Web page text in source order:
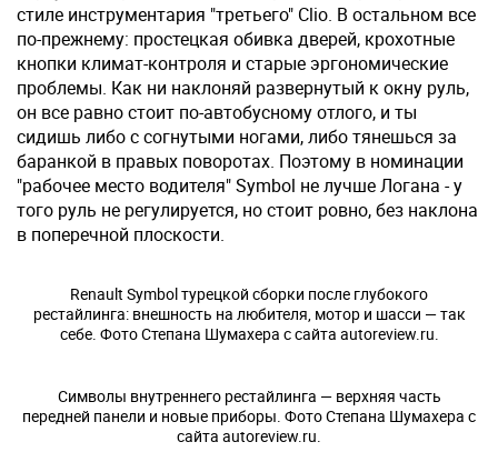
стиле инструментария "третьего" Clio. В остальном все
по-прежнему: простецкая обивка дверей, крохотные
кнопки климат-контроля и старые эргономические
проблемы. Как ни наклоняй развернутый к окну руль,
он все равно стоит по-автобусному отлого, и ты
сидишь либо с согнутыми ногами, либо тянешься за
баранкой в правых поворотах. Поэтому в номинации
"рабочее место водителя" Symbol не лучше Логана - у
того руль не регулируется, но стоит ровно, без наклона
в поперечной плоскости.
Renault Symbol турецкой сборки после глубокого
рестайлинга: внешность на любителя, мотор и шасси — так
себе. Фото Степана Шумахера с сайта autoreview.ru.
Символы внутреннего рестайлинга — верхняя часть
передней панели и новые приборы. Фото Степана Шумахера с
сайта autoreview.ru.